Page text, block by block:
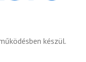
készül.